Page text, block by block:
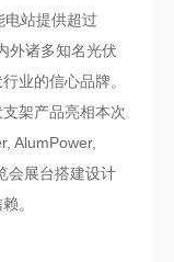
电站提供超过
外诸多知名光伏
业的信心品牌。
架产品亮相本次
AlumPower,
会展台搭建设计
。